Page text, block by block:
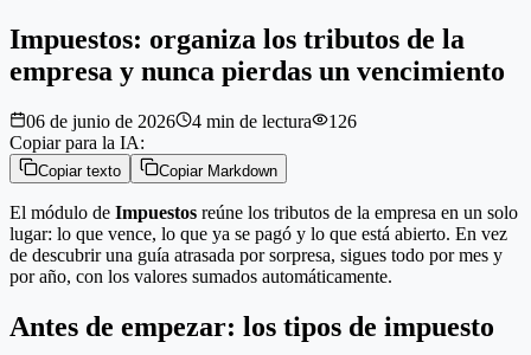
Impuestos: organiza los tributos de la
empresa y nunca pierdas un vencimiento
06 de junio de 2026 4 min de lectura
126
Copiar para la IA:
Copiar texto Copiar Markdown
El módulo de Impuestos reúne los tributos de la empresa en un solo
lugar: lo que vence, lo que ya se pagó y lo que está abierto. En vez
de descubrir una guía atrasada por sorpresa, sigues todo por mes y
por año, con los valores sumados automáticamente.
Antes de empezar: los tipos de impuesto